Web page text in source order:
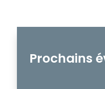
Prochains